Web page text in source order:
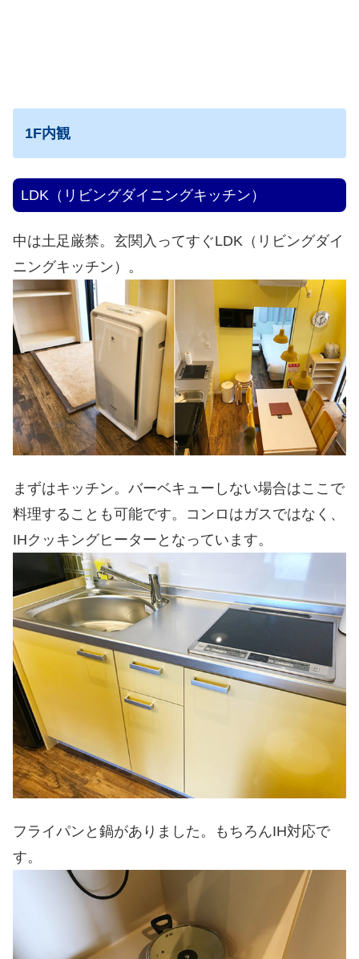
1F内観
LDK（リビングダイニングキッチン）
中は土足厳禁。玄関入ってすぐLDK（リビングダイ
ニングキッチン）。
まずはキッチン。バーベキューしない場合はここで
料理することも可能です。コンロはガスではなく、
IHクッキングヒーターとなっています。
フライパンと鍋がありました。もちろんIH対応で
す。